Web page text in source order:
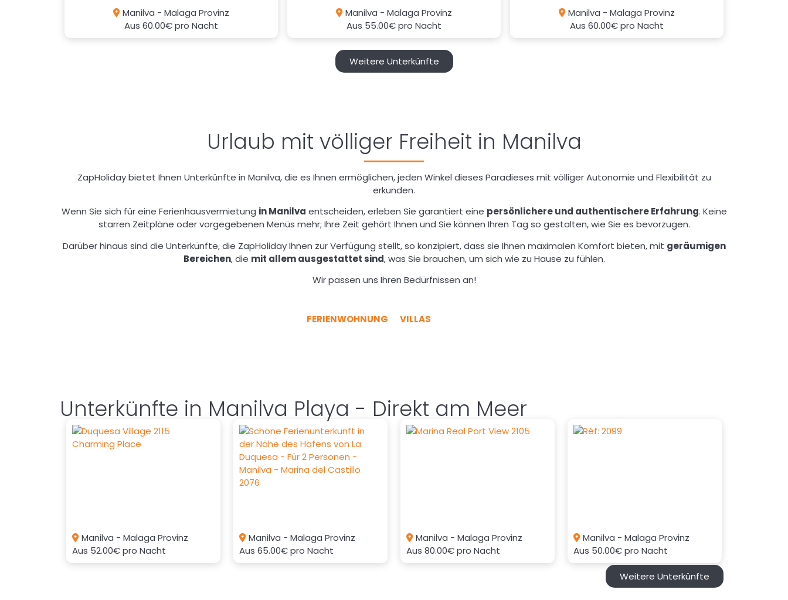
Manilva - Malaga Provinz
Aus 60.00€pro Nacht
Manilva - Malaga Provinz
Aus 55.00€pro Nacht
Manilva - Malaga Provinz
Aus 60.00€pro Nacht
Weitere Unterkünfte
Urlaub mit völliger Freiheit in Manilva
ZapHoliday bietet Ihnen Unterkünfte in Manilva, die es Ihnen ermöglichen, jeden Winkel dieses Paradieses mit völliger Autonomie und Flexibilität zu
erkunden.
Wenn Sie sich für eine Ferienhausvermietung in Manilva entscheiden, erleben Sie garantiert eine persönlichere und authentischere Erfahrung. Keine
starren Zeitpläne oder vorgegebenen Menüs mehr; Ihre Zeit gehört Ihnen und Sie können Ihren Tag so gestalten, wie Sie es bevorzugen.
Darüber hinaus sind die Unterkünfte, die ZapHoliday Ihnen zur Verfügung stellt, so konzipiert, dass sie Ihnen maximalen Komfort bieten, mit geräumigen
Bereichen, die mit allem ausgestattet sind, was Sie brauchen, um sich wie zu Hause zu fühlen.
Wir passen uns Ihren Bedürfnissen an!
FERIENWOHNUNG VILLAS
Unterkünfte in Manilva Playa - Direkt am Meer
Manilva - Malaga Provinz
Aus 52.00€pro Nacht
Manilva - Malaga Provinz
Aus65.00€pro Nacht
Manilva - Malaga Provinz
Aus80.00€pro Nacht
Manilva - Malaga Provinz
Aus 50.00€pro Nacht
Weitere Unterkünfte